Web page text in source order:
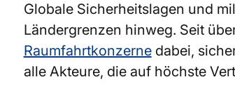
Globale Sicherheitslagen und
Ländergrenzen hinweg. Seit
Raumfahrtkonzernedabei,
alle Akteure, die auf höchste